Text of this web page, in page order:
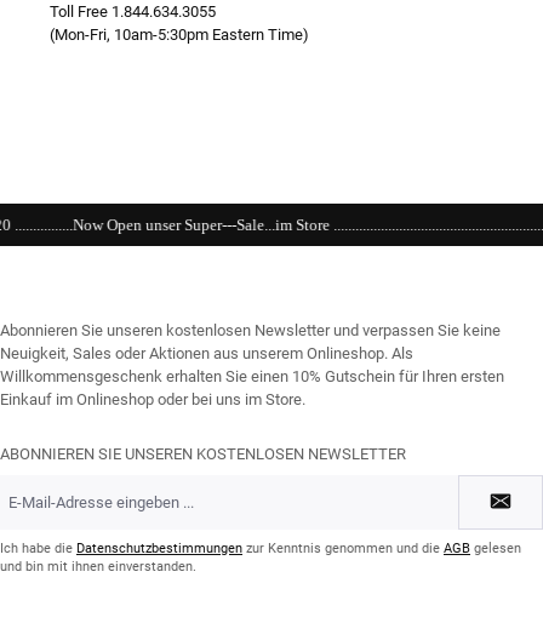
Toll Free 1.844.634.3055
(Mon-Fri, 10am-5:30pm Eastern Time)
unser Super---Sale...im Store
Abonnieren Sie unseren kostenlosen Newsletter und verpassen Sie keine
Neuigkeit, Sales oder Aktionen aus unserem Onlineshop. Als
Willkommensgeschenk erhalten Sie einen 10% Gutschein für Ihren ersten
Einkauf im Onlineshop oder bei uns im Store.
ABONNIEREN SIE UNSEREN KOSTENLOSEN NEWSLETTER
Mail-
*Ich habe die Datenschutzbestimmungen zur Kenntnis genommen und die AGB gelesen
und bin mit ihnen einverstanden.